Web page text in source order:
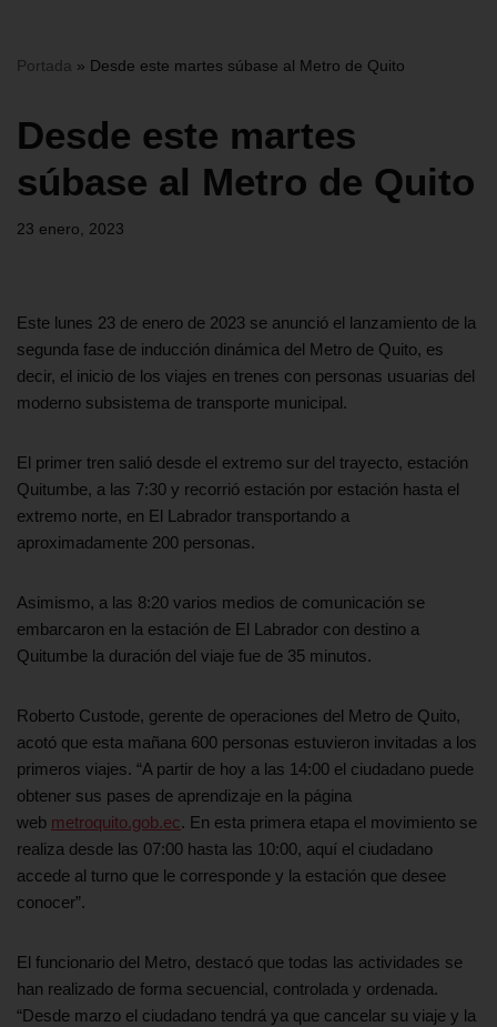
Portada » Desde este martes súbase al Metro de Quito
Desde este martes
súbase al Metro de Quito
23 enero, 2023
Este lunes 23 de enero de 2023 se anunció el lanzamiento de la
segunda fase de inducción dinámica del Metro de Quito, es
decir, el inicio de los viajes en trenes con personas usuarias del
moderno subsistema de transporte municipal.
El primer tren salió desde el extremo sur del trayecto, estación
Quitumbe, a las 7:30 y recorrió estación por estación hasta el
extremo norte, en El Labrador transportando a
aproximadamente 200 personas.
Asimismo, a las 8:20 varios medios de comunicación se
embarcaron en la estación de El Labrador con destino a
Quitumbe la duración del viaje fue de 35 minutos.
Roberto Custode, gerente de operaciones del Metro de Quito,
acotó que esta mañana 600 personas estuvieron invitadas a los
primeros viajes. “A partir de hoy a las 14:00 el ciudadano puede
obtener sus pases de aprendizaje en la página
web metroquito.gob.ec. En esta primera etapa el movimiento se
realiza desde las 07:00 hasta las 10:00, aquí el ciudadano
accede al turno que le corresponde y la estación que desee
conocer”.
El funcionario del Metro, destacó que todas las actividades se
han realizado de forma secuencial, controlada y ordenada.
“Desde marzo el ciudadano tendrá ya que cancelar su viaje y la